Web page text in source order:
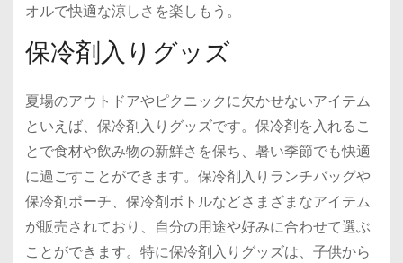
オルで快適な涼しさを楽しもう。
保冷剤入りグッズ
夏場のアウトドアやピクニックに欠かせないアイテム
といえば、保冷剤入りグッズです。保冷剤を入れるこ
とで食材や飲み物の新鮮さを保ち、暑い季節でも快適
に過ごすことができます。保冷剤入りランチバッグや
保冷剤ポーチ、保冷剤ボトルなどさまざまなアイテム
が販売されており、自分の用途や好みに合わせて選ぶ
ことができます。特に保冷剤入りグッズは、子供から